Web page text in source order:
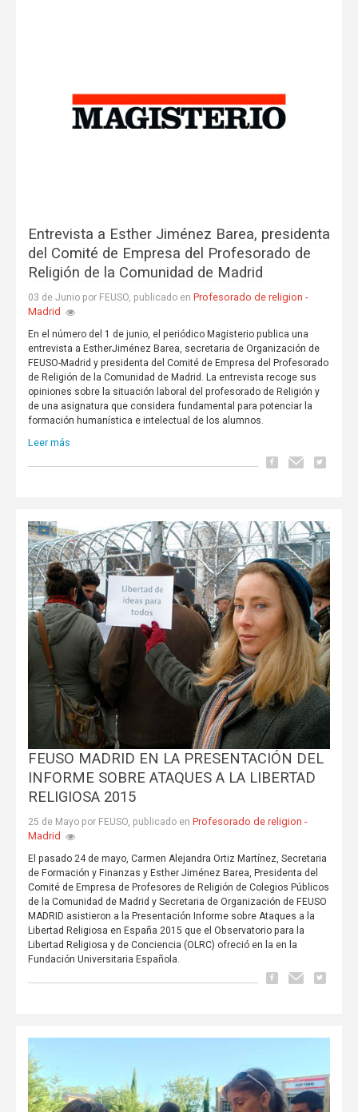
Entrevista a Esther Jiménez Barea, presidenta
del Comité de Empresa del Profesorado de
Religión de la Comunidad de Madrid
03 de Junio por FEUSO, publicado en Profesorado de religion -
Madrid
En el número del 1 de junio, el periódico Magisterio publica una
entrevista a EstherJiménez Barea, secretaria de Organización de
FEUSO-Madrid y presidenta del Comité de Empresa del Profesorado
de Religión de la Comunidad de Madrid. La entrevista recoge sus
opiniones sobre la situación laboral del profesorado de Religión y
de una asignatura que considera fundamental para potenciar la
formación humanística e intelectual de los alumnos.
Leer más
FEUSO MADRID EN LA PRESENTACIÓN DEL
INFORME SOBRE ATAQUES A LA LIBERTAD
RELIGIOSA 2015
25 de Mayo por FEUSO, publicado en Profesorado de religion -
Madrid
El pasado 24 de mayo, Carmen Alejandra Ortiz Martínez, Secretaria
de Formación y Finanzas y Esther Jiménez Barea, Presidenta del
Comité de Empresa de Profesores de Religión de Colegios Públicos
de la Comunidad de Madrid y Secretaria de Organización de FEUSO
MADRID asistieron a la Presentación Informe sobre Ataques a la
Libertad Religiosa en España 2015 que el Observatorio para la
Libertad Religiosa y de Conciencia (OLRC) ofreció en la en la
Fundación Universitaria Española.